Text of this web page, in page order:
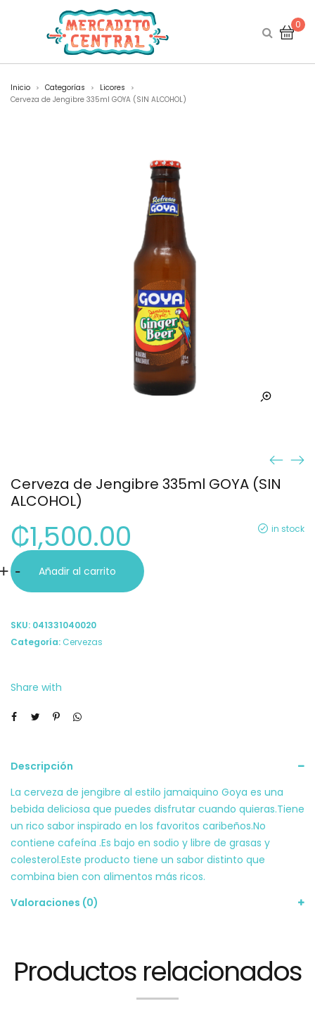
0
Inicio > Categorías > Licores >
Cerveza de Jengibre 335ml GOYA (SIN ALCOHOL)
Cerveza de Jengibre 335ml GOYA (SIN
ALCOHOL)
in stock
₡1,500.00
-
Cerveza
de
335ml
(SIN
Añadir al carrito
SKU: 041331040020
Categoría: Cervezas
Share with
Descripción
La cerveza de jengibre al estilo jamaiquino Goya es una
bebida deliciosa que puedes disfrutar cuando quieras.Tiene
un rico sabor inspirado en los favoritos caribeños.No
contiene cafeína .Es bajo en sodio y libre de grasas y
colesterol.Este producto tiene un sabor distinto que
combina bien con alimentos más ricos.
Valoraciones (0)
Productos relacionados